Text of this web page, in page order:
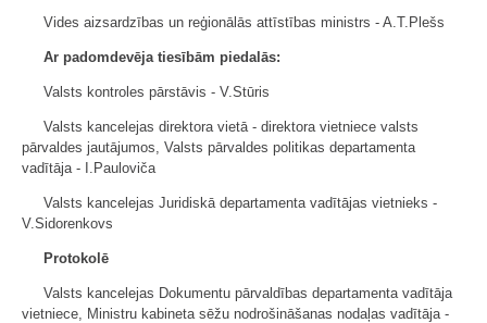
Vides aizsardzības un reģionālās attīstības ministrs - A.T.Plešs
Ar padomdevēja tiesībām piedalās:
Valsts kontroles pārstāvis - V.Stūris
Valsts kancelejas direktora vietā - direktora vietniece valsts
pārvaldes jautājumos, Valsts pārvaldes politikas departamenta
vadītāja - I.Pauloviča
Valsts kancelejas Juridiskā departamenta vadītājas vietnieks -
V.Sidorenkovs
Protokolē
Valsts kancelejas Dokumentu pārvaldības departamenta vadītāja
vietniece, Ministru kabineta sēžu nodrošināšanas nodaļas vadītāja -